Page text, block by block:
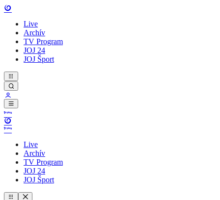
Live
Archív
TV Program
JOJ 24
JOJ Šport
Live
Archív
TV Program
JOJ 24
JOJ Šport